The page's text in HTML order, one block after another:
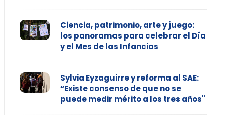
Ciencia, patrimonio, arte y juego:
los panoramas para celebrar el Día
y el Mes de las Infancias
Sylvia Eyzaguirre y reforma al SAE:
“Existe consenso de que no se
puede medir mérito a los tres años"